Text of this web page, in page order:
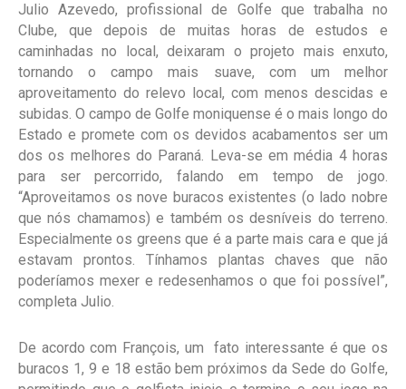
Julio Azevedo, profissional de Golfe que trabalha no
Clube, que depois de muitas horas de estudos e
caminhadas no local, deixaram o projeto mais enxuto,
tornando o campo mais suave, com um melhor
aproveitamento do relevo local, com menos descidas e
subidas. O campo de Golfe moniquense é o mais longo do
Estado e promete com os devidos acabamentos ser um
dos os melhores do Paraná. Leva-se em média 4 horas
para ser percorrido, falando em tempo de jogo.
“Aproveitamos os nove buracos existentes (o lado nobre
que nós chamamos) e também os desníveis do terreno.
Especialmente os greens que é a parte mais cara e que já
estavam prontos. Tínhamos plantas chaves que não
poderíamos mexer e redesenhamos o que foi possível”,
completa Julio.
De acordo com François, um fato interessante é que os
buracos 1, 9 e 18 estão bem próximos da Sede do Golfe,